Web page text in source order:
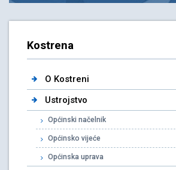
Kostrena
O Kostreni
Ustrojstvo
Općinski načelnik
Općinsko vijeće
Općinska uprava